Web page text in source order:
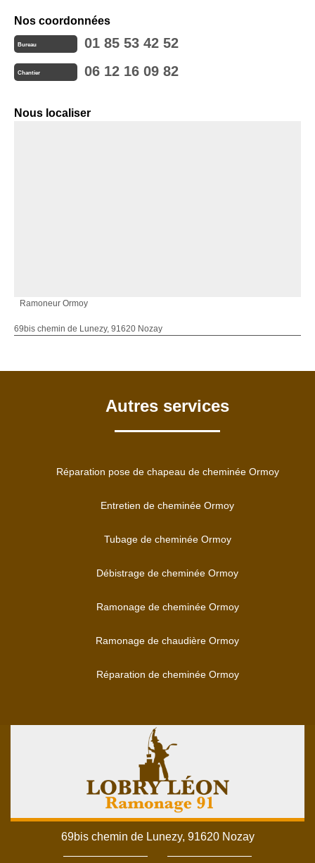
Nos coordonnées
Bureau 01 85 53 42 52
Chantier 06 12 16 09 82
Nous localiser
Ramoneur Ormoy
69bis chemin de Lunezy, 91620 Nozay
Autres services
Réparation pose de chapeau de cheminée Ormoy
Entretien de cheminée Ormoy
Tubage de cheminée Ormoy
Débistrage de cheminée Ormoy
Ramonage de cheminée Ormoy
Ramonage de chaudière Ormoy
Réparation de cheminée Ormoy
69bis chemin de Lunezy, 91620 Nozay